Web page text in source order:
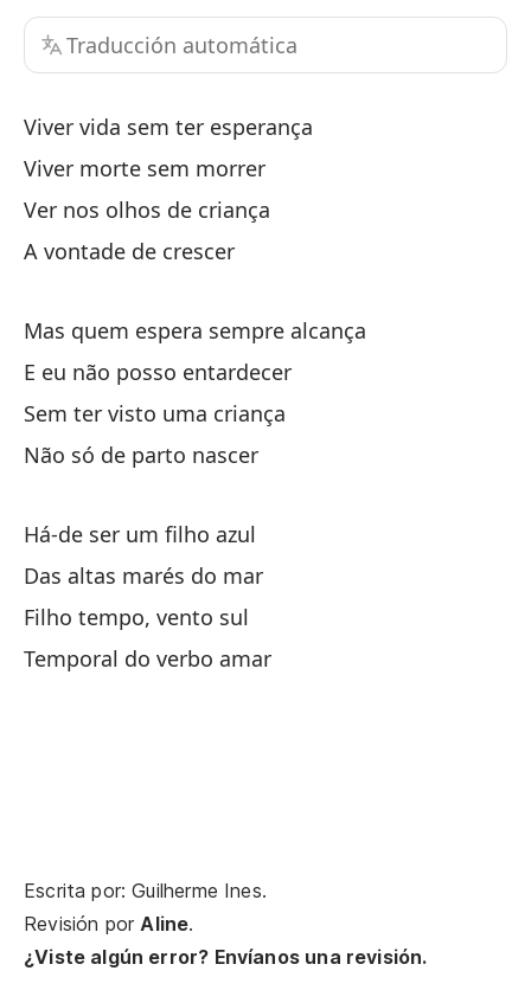
Traducción automática
Viver vida sem ter esperança
Viver morte sem morrer
Ver nos olhos de criança
A vontade de crescer
Mas quem espera sempre alcança
E eu não posso entardecer
Sem ter visto uma criança
Não só de parto nascer
Há-de ser um filho azul
Das altas marés do mar
Filho tempo, vento sul
Temporal do verbo amar
Escrita por: Guilherme Ines.
Revisión porAline.
¿Viste algún error? Envíanos una revisión.